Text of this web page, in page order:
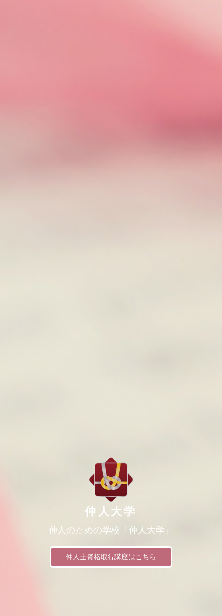
仲人大学
仲人のための学校「仲人大学」
仲人士資格取得講座はこちら